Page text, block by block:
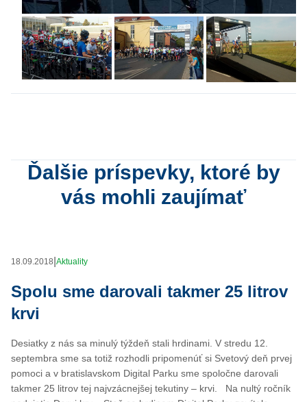
Ďalšie príspevky, ktoré by
vás mohli zaujímať
18.09.2018 Aktuality
Spolu sme darovali takmer 25 litrov
krvi
Desiatky z nás sa minulý týždeň stali hrdinami. V stredu 12.
septembra sme sa totiž rozhodli pripomenúť si Svetový deň prvej
pomoci a v bratislavskom Digital Parku sme spoločne darovali
takmer 25 litrov tej najvzácnejšej tekutiny – krvi. Na nultý ročník